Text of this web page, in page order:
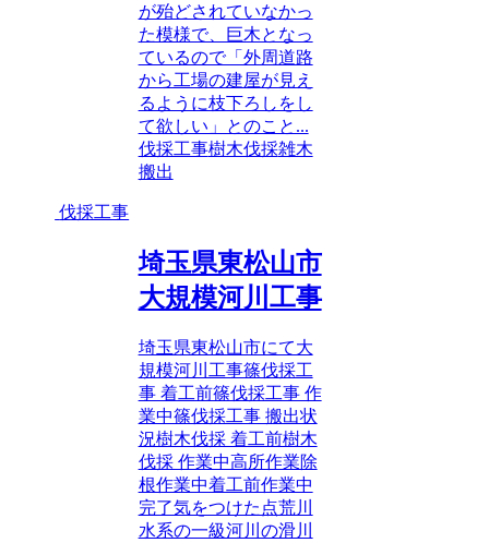
が殆どされていなかっ
た模様で、巨木となっ
ているので「外周道路
から工場の建屋が見え
るように枝下ろしをし
て欲しい」とのこと...
伐採工事樹木伐採雑木
搬出
伐採工事
埼玉県東松山市
大規模河川工事
埼玉県東松山市にて大
規模河川工事篠伐採工
事 着工前篠伐採工事 作
業中篠伐採工事 搬出状
況樹木伐採 着工前樹木
伐採 作業中高所作業除
根作業中着工前作業中
完了気をつけた点荒川
水系の一級河川の滑川